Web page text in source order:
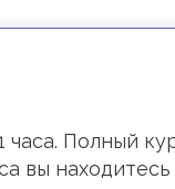
Полный
вы